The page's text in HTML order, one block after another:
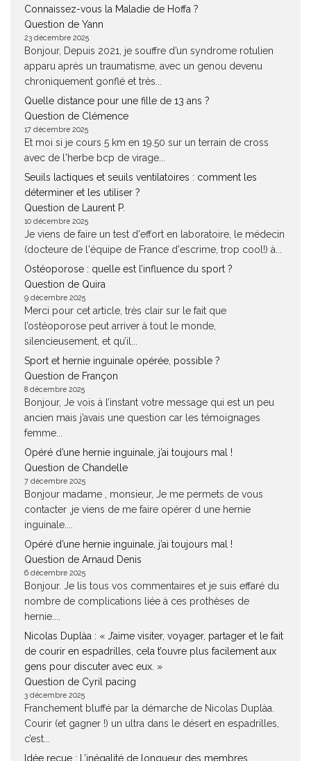
Connaissez-vous la Maladie de Hoffa ?
Question de Yann
23 décembre 2025
Bonjour, Depuis 2021, je souffre d’un syndrome rotulien
apparu après un traumatisme, avec un genou devenu
chroniquement gonflé et très...
Quelle distance pour une fille de 13 ans ?
Question de Clémence
17 décembre 2025
Et moi si je cours 5 km en 19.50 sur un terrain de cross
avec de l'herbe bcp de virage...
Seuils lactiques et seuils ventilatoires : comment les
déterminer et les utiliser ?
Question de Laurent P.
10 décembre 2025
Je viens de faire un test d'effort en laboratoire, le médecin
(docteure de l'équipe de France d'escrime, trop cool!) à...
Ostéoporose : quelle est l’influence du sport ?
Question de Quira
9 décembre 2025
Merci pour cet article, très clair sur le fait que
l’ostéoporose peut arriver à tout le monde,
silencieusement, et qu’il...
Sport et hernie inguinale opérée, possible ?
Question de Françon
8 décembre 2025
Bonjour, Je vois à l’instant votre message qui est un peu
ancien mais j’avais une question car les témoignages
femme...
Opéré d’une hernie inguinale, j’ai toujours mal !
Question de Chandelle
7 décembre 2025
Bonjour madame , monsieur, Je me permets de vous
contacter ,je viens de me faire opérer d une hernie
inguinale....
Opéré d’une hernie inguinale, j’ai toujours mal !
Question de Arnaud Denis
6 décembre 2025
Bonjour. Je lis tous vos commentaires et je suis effaré du
nombre de complications liée à ces prothèses de
hernie....
Nicolas Duplàa : « J’aime visiter, voyager, partager et le fait
de courir en espadrilles, cela t’ouvre plus facilement aux
gens pour discuter avec eux. »
Question de Cyril pacing
3 décembre 2025
Franchement bluffé par la démarche de Nicolas Duplàa.
Courir (et gagner !) un ultra dans le désert en espadrilles,
c’est...
Idée reçue : L’inégalité de longueur des membres